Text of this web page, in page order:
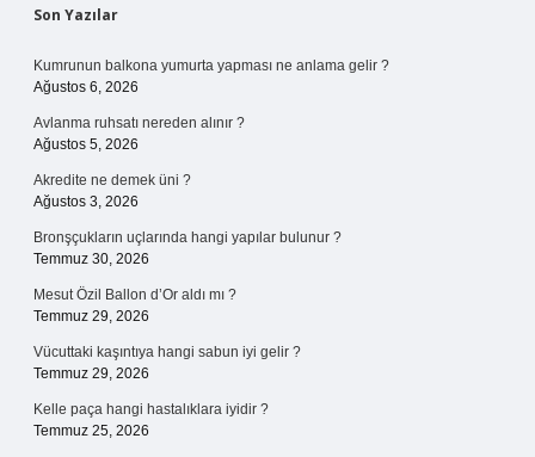
Sidebar
Son Yazılar
Kumrunun balkona yumurta yapması ne anlama gelir ?
Ağustos 6, 2026
Avlanma ruhsatı nereden alınır ?
Ağustos 5, 2026
Akredite ne demek üni ?
Ağustos 3, 2026
Bronşçukların uçlarında hangi yapılar bulunur ?
Temmuz 30, 2026
Mesut Özil Ballon d’Or aldı mı ?
Temmuz 29, 2026
Vücuttaki kaşıntıya hangi sabun iyi gelir ?
Temmuz 29, 2026
Kelle paça hangi hastalıklara iyidir ?
Temmuz 25, 2026